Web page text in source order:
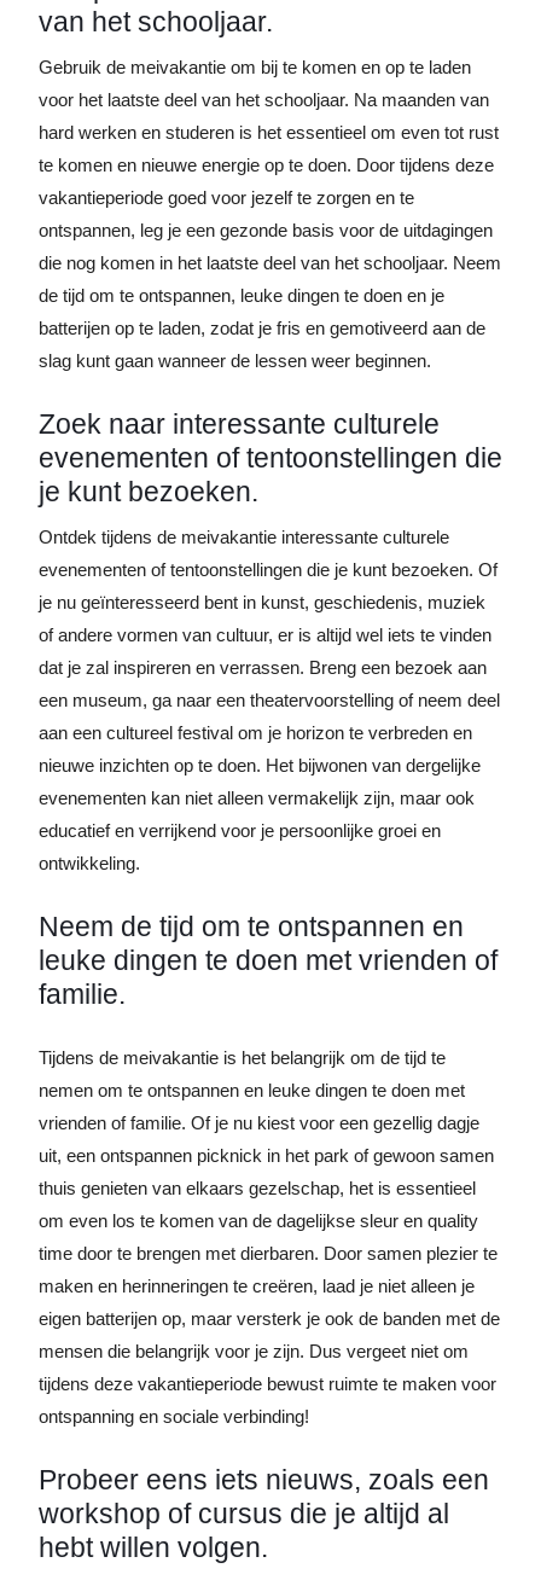
van het schooljaar.
Gebruik de meivakantie om bij te komen en op te laden
voor het laatste deel van het schooljaar. Na maanden van
hard werken en studeren is het essentieel om even tot rust
te komen en nieuwe energie op te doen. Door tijdens deze
vakantieperiode goed voor jezelf te zorgen en te
ontspannen, leg je een gezonde basis voor de uitdagingen
die nog komen in het laatste deel van het schooljaar. Neem
de tijd om te ontspannen, leuke dingen te doen en je
batterijen op te laden, zodat je fris en gemotiveerd aan de
slag kunt gaan wanneer de lessen weer beginnen.
Zoek naar interessante culturele
evenementen of tentoonstellingen die
je kunt bezoeken.
Ontdek tijdens de meivakantie interessante culturele
evenementen of tentoonstellingen die je kunt bezoeken. Of
je nu geïnteresseerd bent in kunst, geschiedenis, muziek
of andere vormen van cultuur, er is altijd wel iets te vinden
dat je zal inspireren en verrassen. Breng een bezoek aan
een museum, ga naar een theatervoorstelling of neem deel
aan een cultureel festival om je horizon te verbreden en
nieuwe inzichten op te doen. Het bijwonen van dergelijke
evenementen kan niet alleen vermakelijk zijn, maar ook
educatief en verrijkend voor je persoonlijke groei en
ontwikkeling.
Neem de tijd om te ontspannen en
leuke dingen te doen met vrienden of
familie.
Tijdens de meivakantie is het belangrijk om de tijd te
nemen om te ontspannen en leuke dingen te doen met
vrienden of familie. Of je nu kiest voor een gezellig dagje
uit, een ontspannen picknick in het park of gewoon samen
thuis genieten van elkaars gezelschap, het is essentieel
om even los te komen van de dagelijkse sleur en quality
time door te brengen met dierbaren. Door samen plezier te
maken en herinneringen te creëren, laad je niet alleen je
eigen batterijen op, maar versterk je ook de banden met de
mensen die belangrijk voor je zijn. Dus vergeet niet om
tijdens deze vakantieperiode bewust ruimte te maken voor
ontspanning en sociale verbinding!
Probeer eens iets nieuws, zoals een
workshop of cursus die je altijd al
hebt willen volgen.